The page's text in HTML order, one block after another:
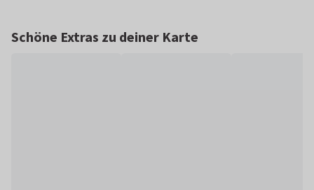
Schöne Extras zu deiner Karte